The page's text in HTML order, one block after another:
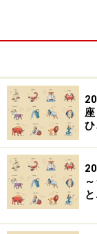
＞【今週の運勢
＞【10月のラッ
ひ